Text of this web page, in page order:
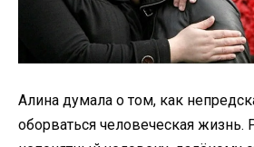
Алина думала о том, как
оборваться человеческая